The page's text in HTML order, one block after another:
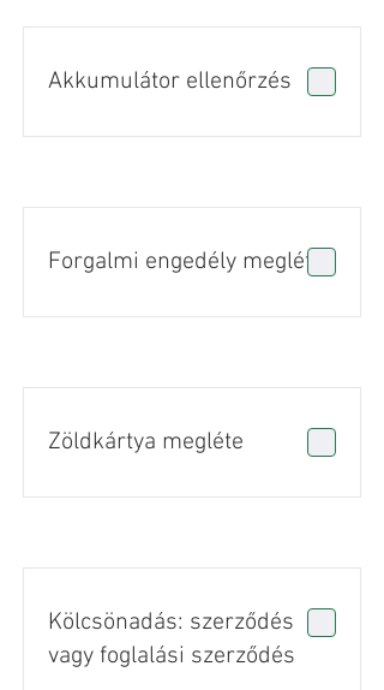
Akkumulátor ellenőrzés
Forgalmi engedély megléte
Zöldkártya megléte
Kölcsönadás: szerződés
vagy foglalási szerződés